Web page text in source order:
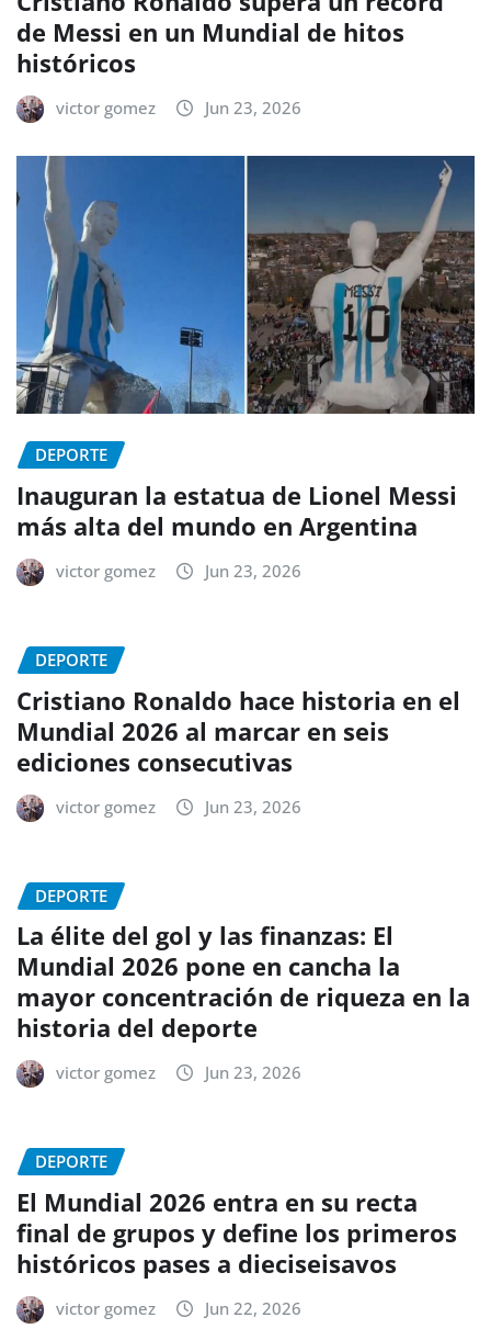
de Messi en un Mundial de hitos
históricos
victor gomez Jun 23, 2026
DEPORTE
Inauguran la estatua de Lionel Messi
más alta del mundo en Argentina
victor gomez Jun 23, 2026
DEPORTE
Cristiano Ronaldo hace historia en el
Mundial 2026 al marcar en seis
ediciones consecutivas
victor gomez Jun 23, 2026
DEPORTE
La élite del gol y las finanzas: El
Mundial 2026 pone en cancha la
mayor concentración de riqueza en la
historia del deporte
victor gomez Jun 23, 2026
DEPORTE
El Mundial 2026 entra en su recta
final de grupos y define los primeros
históricos pases a dieciseisavos
victor gomez Jun 22, 2026